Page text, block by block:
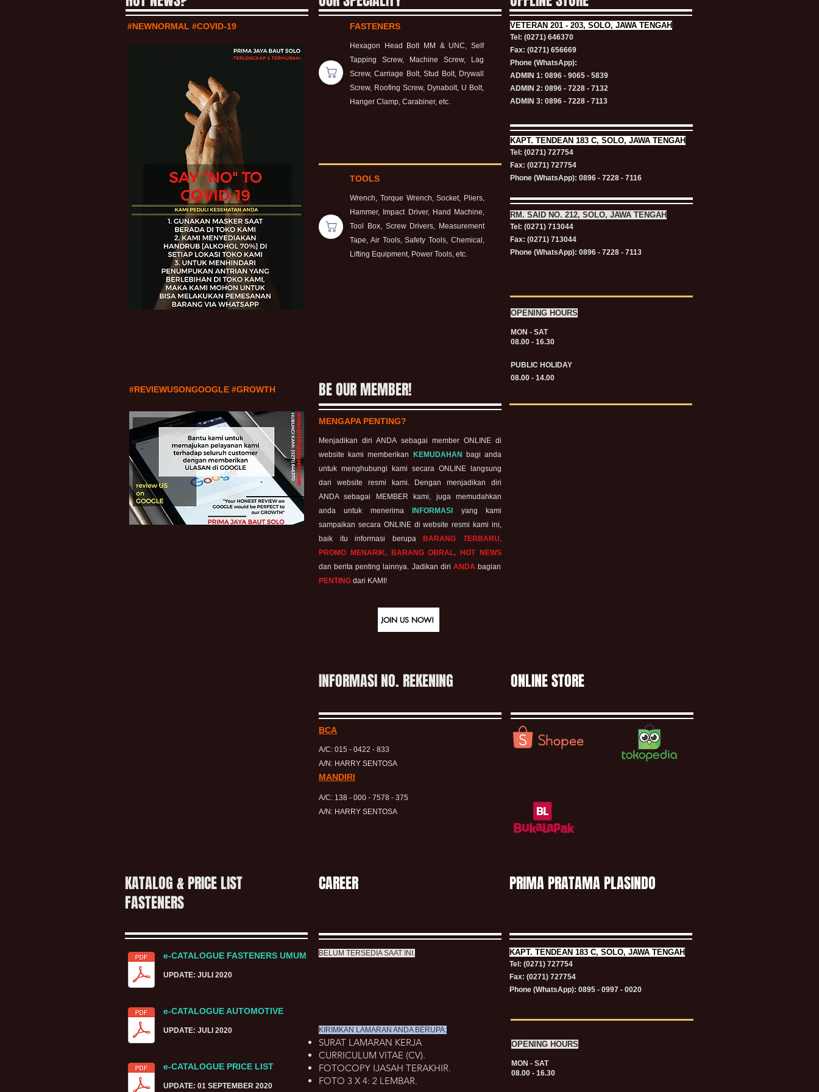
#NEWNORMAL #COVID-19
#REVIEWUSONGOOGLE #GROWTH
FASTENERS
Hexagon Head Bolt MM & UNC, Self
Tapping Screw, Machine Screw, Lag
Screw, Carriage Bolt, Stud Bolt, Drywall
Screw, Roofing Screw, Dynabolt, U Bolt,
Hanger Clamp, Carabiner, etc.
VETERAN 201 - 203, SOLO, JAWA TENGAH
Tel: (0271) 646370
Fax: (0271) 656669
Phone (WhatsApp):
ADMIN 1: 0896 - 9065 - 5839
ADMIN 2: 0896 - 7228 - 7132
ADMIN 3: 0896 - 7228 - 7113
TOOLS
Wrench, Torque Wrench, Socket, Pliers,
Hammer, Impact Driver, Hand Machine,
Tool Box, Screw Drivers, Measurement
Tape, Air Tools, Safety Tools, Chemical,
Lifting Equipment, Power Tools, etc.
KAPT. TENDEAN 183 C, SOLO, JAWA TENGAH
Tel: (0271) 727754
Fax: (0271) 727754
Phone (WhatsApp): 0896 - 7228 - 7116
RM. SAID NO. 212, SOLO, JAWA TENGAH
Tel: (0271) 713044
Fax: (0271) 713044
Phone (WhatsApp): 0896 - 7228 - 7113
BE OUR MEMBER!
OPENING HOURS
MON - SAT
08.00 - 16.30
PUBLIC HOLIDAY
08.00 - 14.00
MENGAPA PENTING?
Menjadikan diri ANDA sebagai member ONLINE di
website kami memberikan
KEMUDAHAN
bagi anda
untuk menghubungi kami secara ONLINE langsung
dari website resmi kami. Dengan menjadikan diri
ANDA sebagai MEMBER kami, juga memudahkan
anda untuk menerima
INFORMASI
yang kami
sampaikan secara ONLINE di website resmi kami ini,
baik itu informasi berupa
BARANG TERBARU,
PROMO MENARIK, BARANG OBRAL, HOT NEWS
dan berita penting lainnya. Jadikan diri ANDAbagian
PENTING dari KAMI!
JOIN US NOW!
INFORMASI NO. REKENING ONLINE STORE
BCA
A/C: 015 - 0422 - 833
A/N: HARRY SENTOSA
MANDIRI
A/C: 138 - 000 - 7578 - 375
A/N: HARRY SENTOSA
KATALOG & PRICE LIST
FASTENERS
CAREER PRIMA PRATAMA PLASINDO
e-CATALOGUE FASTENERS UMUM
UPDATE: JULI 2020
e-CATALOGUE AUTOMOTIVE
UPDATE: JULI 2020
e-CATALOGUE PRICE LIST
UPDATE: 01 SEPTEMBER 2020
BELUM TERSEDIA SAAT INI.
KIRIMKAN LAMARAN ANDA BERUPA:
SURAT LAMARAN KERJA
CURRICULUM VITAE (CV).
FOTOCOPY IJASAH TERAKHIR.
FOTO 3 X 4: 2 LEMBAR.
OPENING HOURS
MON - SAT
08.00 - 16.30
KAPT. TENDEAN 183 C, SOLO, JAWA TENGAH
Tel: (0271) 727754
Fax: (0271) 727754
Phone (WhatsApp): 0895 - 0997 - 0020